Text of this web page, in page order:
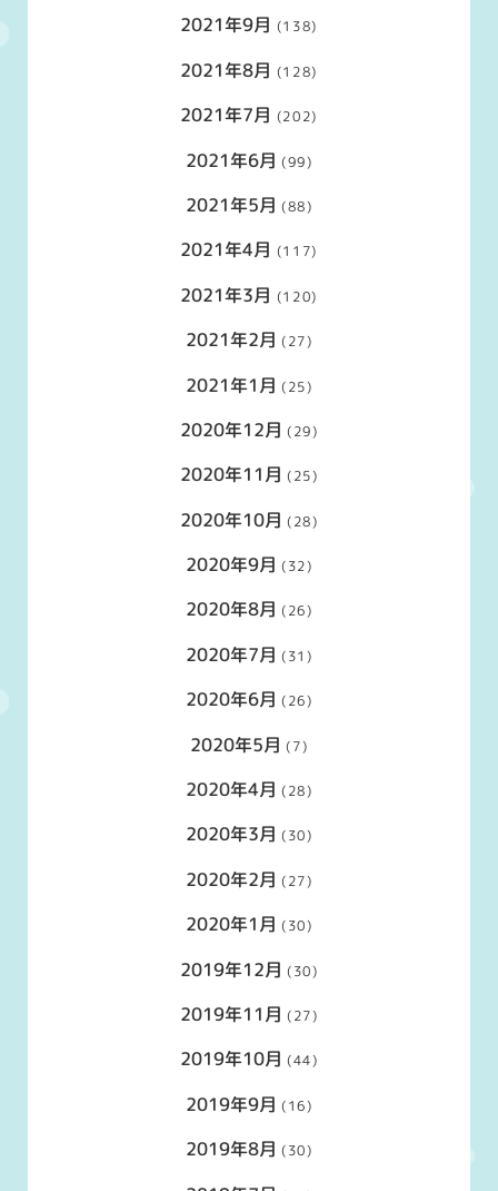
2021年9月 (138)
2021年8月 (128)
2021年7月 (202)
2021年6月 (99)
2021年5月 (88)
2021年4月 (117)
2021年3月 (120)
2021年2月 (27)
2021年1月 (25)
2020年12月 (29)
2020年11月 (25)
2020年10月 (28)
2020年9月 (32)
2020年8月 (26)
2020年7月 (31)
2020年6月 (26)
2020年5月 (7)
2020年4月 (28)
2020年3月 (30)
2020年2月 (27)
2020年1月 (30)
2019年12月 (30)
2019年11月 (27)
2019年10月 (44)
2019年9月 (16)
2019年8月 (30)